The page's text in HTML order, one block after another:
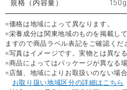
規格（内容量） 150g
※価格は地域によって異なります。
※栄養成分は関東地域のものを掲載し
ますので商品ラベル表記をご確認くだ
※写真はイメージです。実物とは異な
※商品によってはパッケージが異なる
※店舗、地域によりお取扱いのない場
お取り扱い地域区分の詳細はこちら